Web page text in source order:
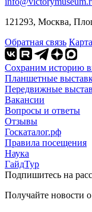
121293, Москва,
Обратная связь
Сохраним историю
Планшетные
Передвижные
Вакансии
Вопросы и ответы
Отзывы
Госкаталог.рф
Правила посещения
Наука
ГайдТур
Подпишитесь на
Получайте новости